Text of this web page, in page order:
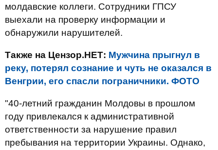
молдавские коллеги. Сотрудники ГПСУ
выехали на проверку информации и
обнаружили нарушителей.
Также на Цензор.НЕТ: Мужчина прыгнул в
реку, потерял сознание и чуть не оказался в
Венгрии, его спасли пограничники. ФОТО
"40-летний гражданин Молдовы в прошлом
году привлекался к административной
ответственности за нарушение правил
пребывания на территории Украины. Однако,